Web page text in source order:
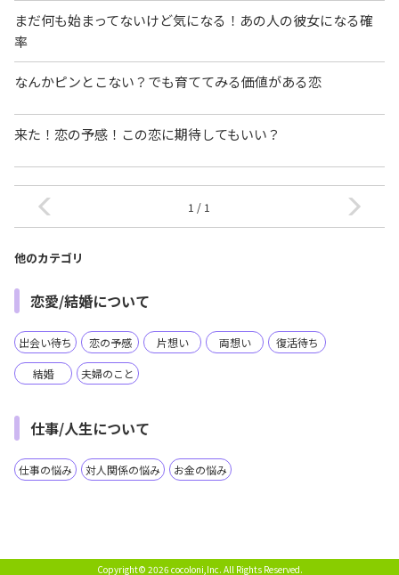
まだ何も始まってないけど気になる！あの人の彼女になる確
率
なんかピンとこない？でも育ててみる価値がある恋
来た！恋の予感！この恋に期待してもいい？
1 / 1
他のカテゴリ
恋愛/結婚について
出会い待ち 恋の予感 片想い 両想い 復活待ち
結婚 夫婦のこと
仕事/人生について
仕事の悩み 対人関係の悩み お金の悩み
Copyright© 2026 cocoloni,Inc. All Rights Reserved.